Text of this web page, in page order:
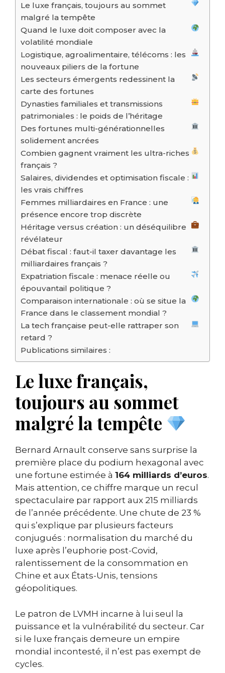
Le luxe français, toujours au sommet
malgré la tempête
Quand le luxe doit composer avec la
volatilité mondiale
Logistique, agroalimentaire, télécoms : les
nouveaux piliers de la fortune
Les secteurs émergents redessinent la
carte des fortunes
Dynasties familiales et transmissions
patrimoniales : le poids de l’héritage
Des fortunes multi-générationnelles
solidement ancrées
Combien gagnent vraiment les ultra-riches
français ?
Salaires, dividendes et optimisation fiscale :
les vrais chiffres
Femmes milliardaires en France : une
présence encore trop discrète
Héritage versus création : un déséquilibre
révélateur
Débat fiscal : faut-il taxer davantage les
milliardaires français ?
Expatriation fiscale : menace réelle ou
épouvantail politique ?
Comparaison internationale : où se situe la
France dans le classement mondial ?
La tech française peut-elle rattraper son
retard ?
Publications similaires :
Le luxe français,
toujours au sommet
malgré la tempête
Bernard Arnault conserve sans surprise la
première place du podium hexagonal avec
une fortune estimée à 164 milliards d’euros.
Mais attention, ce chiffre marque un recul
spectaculaire par rapport aux 215 milliards
de l’année précédente. Une chute de 23 %
qui s’explique par plusieurs facteurs
conjugués : normalisation du marché du
luxe après l’euphorie post-Covid,
ralentissement de la consommation en
Chine et aux États-Unis, tensions
géopolitiques.
Le patron de LVMH incarne à lui seul la
puissance et la vulnérabilité du secteur. Car
si le luxe français demeure un empire
mondial incontesté, il n’est pas exempt de
cycles.